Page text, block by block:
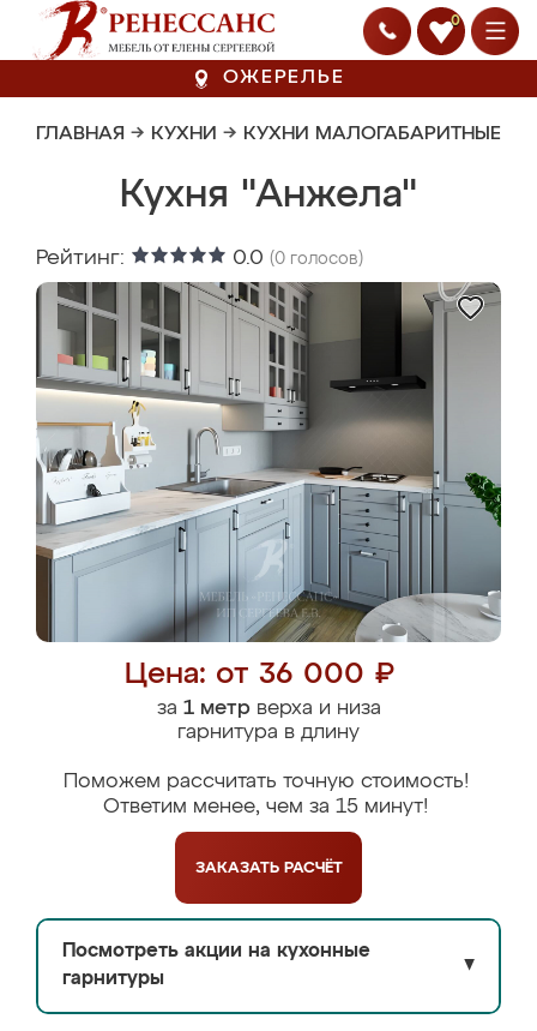
0
ОЖЕРЕЛЬЕ
ГЛАВНАЯ → КУХНИ → КУХНИ МАЛОГАБАРИТНЫЕ
Кухня "Анжела"
Рейтинг: 0.0 (0 голосов)
Цена: от 36 000 ₽
за 1 метрверха и низа
гарнитура в длину
Поможем рассчитать точную стоимость!
Ответим менее, чем за 15 минут!
ЗАКАЗАТЬ РАСЧЁТ
Посмотреть акции на кухонные
гарнитуры
▼